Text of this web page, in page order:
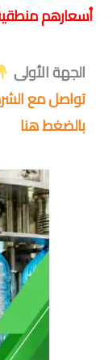
أسعارهم
الجهة الأولى
تواصل مع
بالضغط هنا